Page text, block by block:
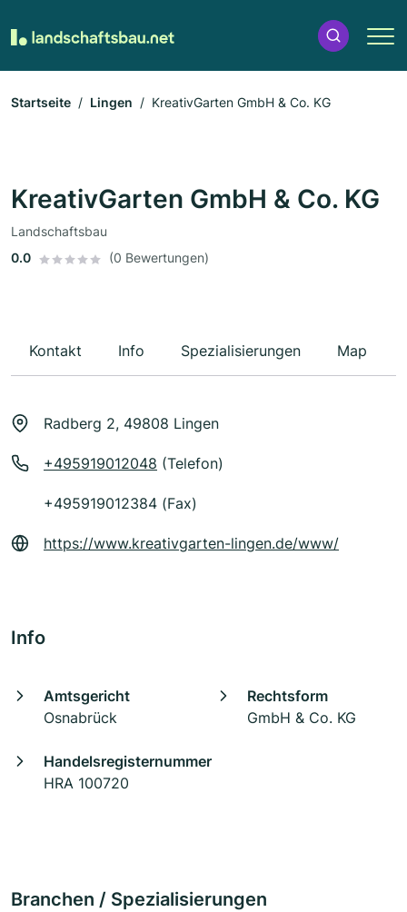
Startseite Lingen KreativGarten GmbH & Co. KG
KreativGarten GmbH & Co. KG
Landschaftsbau
0.0
(0 Bewertungen)
Kontakt Info Spezialisierungen Map
Radberg 2, 49808 Lingen
+495919012048 (Telefon)
+495919012384 (Fax)
https://www.kreativgarten-lingen.de/www/
Info
Amtsgericht
Osnabrück
Rechtsform
GmbH & Co. KG
Handelsregisternummer
HRA 100720
Branchen / Spezialisierungen